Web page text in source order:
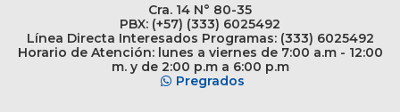
Cra. 14 N° 80-35
PBX: (+57) (333) 6025492
Línea Directa Interesados Programas: (333) 6025492
Horario de Atención: lunes a viernes de 7:00 a.m - 12:00
m. y de 2:00 p.m a 6:00 p.m
Pregrados